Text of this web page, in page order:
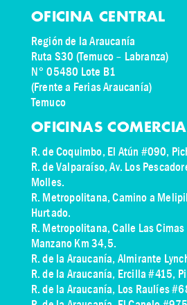
OFICINA CENTRAL
Región de la Araucanía
Ruta S30 (Temuco – Labranza)
N° 05480 Lote B1
(Frente a Ferias Araucanía)
Temuco
OFICINAS
R. de Coquimbo, El Atún #090,
R. de Valparaíso, Av. Los
Molles.
R. Metropolitana, Camino a
Hurtado.
R. Metropolitana, Calle Las
Manzano Km 34,5.
R. de la Araucanía, Almirante
R. de la Araucanía, Ercilla #415,
R. de la Araucanía, Los Raulíes